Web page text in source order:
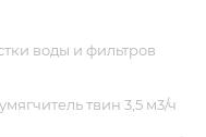
воды и фильтров
твин 3,5 м3/ч